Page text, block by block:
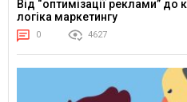
Від “оптимізації реклами” до
логіка маркетингу
0 4627